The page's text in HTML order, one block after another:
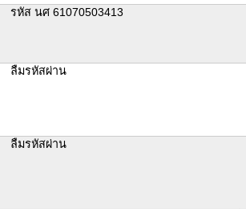
รหัส นศ 61070503413
ลืมรหัสผ่าน
ลืมรหัสผ่าน